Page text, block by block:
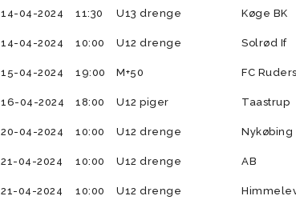
Veteran 8 mands (+50)
Veteran 11 mands (+55)
U14 Drenge Bredde (13)
Prøvetræning Kvindesenior
14-04-2024 11:30 U13 drenge Køge BK
14-04-2024 10:00 U12 drenge Solrød If
15-04-2024 19:00 M+50 FC
16-04-2024 18:00 U12 piger Taastrup
20-04-2024 10:00 U12 drenge Nykøbing
21-04-2024 10:00 U12 drenge AB
21-04-2024 10:00 U12 drenge